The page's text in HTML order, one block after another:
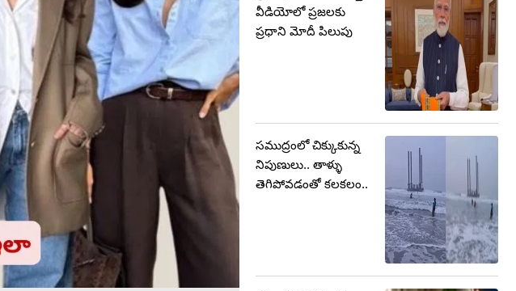
వీడియోలో ప్రజలకు
ప్రధాని మోదీ పిలుపు
సముద్రంలో చిక్కుకున్న
నిపుణులు.. తాళ్ళు
తెగిపోవడంతో కలకలం..